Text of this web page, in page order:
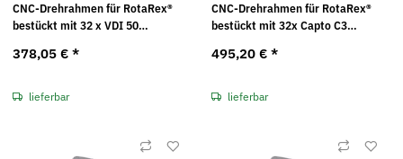
CNC-Drehrahmen für RotaRex®
bestückt mit 32 x VDI 50
(BxTxH): 99 x 103 x 17
378,05 € *
lieferbar
CNC-Drehrahmen für RotaRex®
bestückt mit 32x Capto C3
(BxTxH): 99 x 103 x 17
495,20 € *
lieferbar